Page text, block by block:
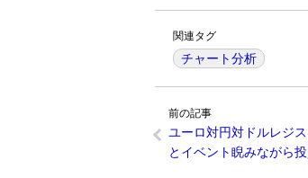
関連タグ
チャート分析
前の記事
ユーロ対円対ドルレジ
とイベント睨みながら